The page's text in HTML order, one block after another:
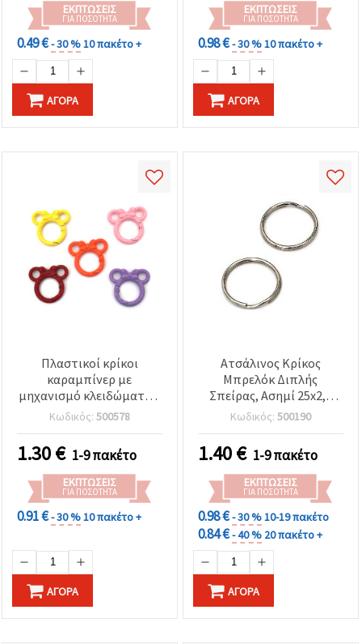
ΕΚΠΤΏΣΕΙΣ
ΓΙΑ ΠΟΣΌΤΗΤΑ
0.49 €- 30 %10 πακέτο +
ΑΓΟΡΆ
ΕΚΠΤΏΣΕΙΣ
ΓΙΑ ΠΟΣΌΤΗΤΑ
0.98 €- 30 %10 πακέτο +
ΑΓΟΡΆ
Πλαστικοί κρίκοι
καραμπίνερ με
μηχανισμό κλειδώματος,
σε σχήμα ποντικιού με
φιόγκο, 38 x 35 x 4 mm,
εσωτερικό άνοιγμα 19
mm, μικτά έντονα
χρώματα, 2 τεμ. – για
μπρελόκ, τσάντες και
διακοσμήσεις
Κωδικός: 500578
1.30€ 1-9 πακέτο
ΕΚΠΤΏΣΕΙΣ
ΓΙΑ ΠΟΣΌΤΗΤΑ
0.91 €- 30 %10 πακέτο +
ΑΓΟΡΆ
Ατσάλινος Κρίκος
Μπρελόκ Διπλής
Σπείρας, Ασημί 25x2,5
mm – 20 τεμ. για κλειδιά
& χειροτεχνίες DIY
Κωδικός: 500190
1.40€ 1-9 πακέτο
ΕΚΠΤΏΣΕΙΣ
ΓΙΑ ΠΟΣΌΤΗΤΑ
0.98 €- 30 %10-19 πακέτο
0.84 €- 40 % 20 πακέτο +
ΑΓΟΡΆ